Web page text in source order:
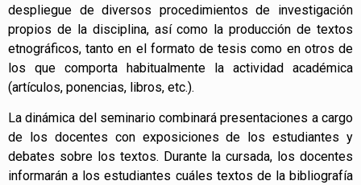
despliegue de diversos procedimientos de investigación
propios de la disciplina, así como la producción de textos
etnográficos, tanto en el formato de tesis como en otros de
los que comporta habitualmente la actividad académica
(artículos, ponencias, libros, etc.).
La dinámica del seminario combinará presentaciones a cargo
de los docentes con exposiciones de los estudiantes y
debates sobre los textos. Durante la cursada, los docentes
informarán a los estudiantes cuáles textos de la bibliografía